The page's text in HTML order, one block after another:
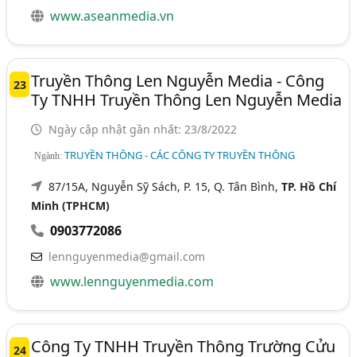
www.aseanmedia.vn
23 Truyền Thông Len Nguyễn Media - Công
Ty TNHH Truyền Thông Len Nguyễn Media
Ngày cập nhật gần nhất: 23/8/2022
Ngành:TRUYỀN THÔNG - CÁC CÔNG TY TRUYỀN THÔNG
87/15A, Nguyễn Sỹ Sách, P. 15, Q. Tân Bình,TP. Hồ Chí
Minh (TPHCM)
0903772086
lennguyenmedia@gmail.com
www.lennguyenmedia.com
24 Công Ty TNHH Truyền Thông Trường Cửu